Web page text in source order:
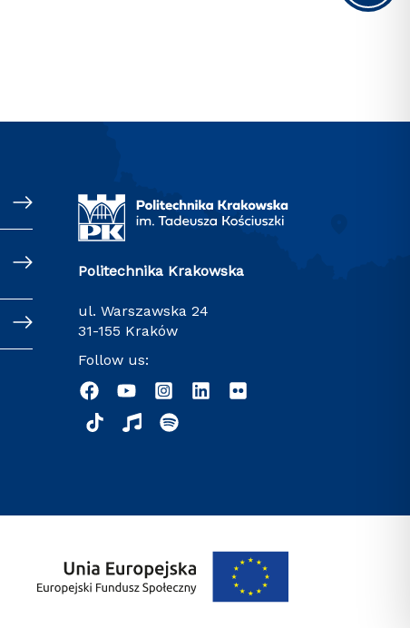
Politechnika Krakowska
ul. Warszawska 24
31-155 Kraków
Follow us: